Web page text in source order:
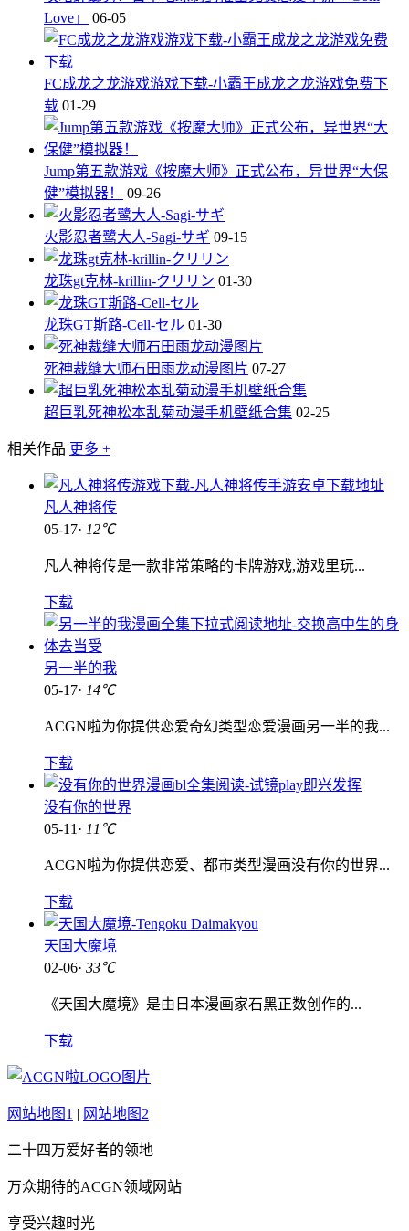
Love」
06-05
FC成龙之龙游戏游戏下载-小霸王成龙之龙游戏免费下
载 01-29
Jump第五款游戏《按魔大师》正式公布，异世界“大保
健”模拟器！
09-26
火影忍者鹭大人-Sagi-サギ 09-15
龙珠gt克林-krillin-クリリン 01-30
龙珠GT斯路-Cell-セル 01-30
死神裁缝大师石田雨龙动漫图片 07-27
超巨乳死神松本乱菊动漫手机壁纸合集 02-25
相关作品 更多 +
凡人神将传
05-17· 12℃
凡人神将传是一款非常策略的卡牌游戏,游戏里玩...
下载
另一半的我
05-17· 14℃
ACGN啦为你提供恋爱奇幻类型恋爱漫画另一半的我...
下载
没有你的世界
05-11· 11℃
ACGN啦为你提供恋爱、都市类型漫画没有你的世界...
下载
天国大魔境
02-06· 33℃
《天国大魔境》是由日本漫画家石黑正数创作的...
下载
网站地图1 | 网站地图2
二十四万爱好者的领地
万众期待的ACGN领域网站
享受兴趣时光